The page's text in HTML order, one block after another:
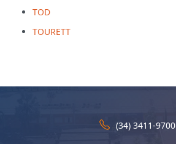
TOD
TOURETT
(34) 3411-9700